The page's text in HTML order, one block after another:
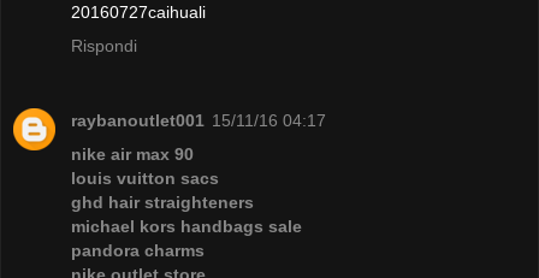
20160727caihuali
Rispondi
raybanoutlet001 15/11/16 04:17
nike air max 90
louis vuitton sacs
ghd hair straighteners
michael kors handbags sale
pandora charms
nike outlet store